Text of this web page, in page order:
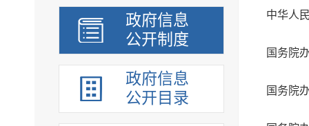
政府信息
公开制度
政府信息
公开目录
中华人
国务院
国务院